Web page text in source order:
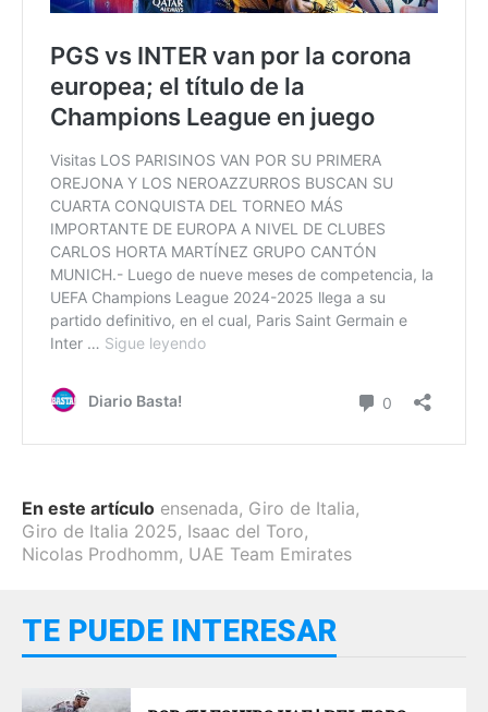
En este artículo ensenada, Giro de Italia,
Giro de Italia 2025, Isaac del Toro,
Nicolas Prodhomm, UAE Team Emirates
TE PUEDE INTERESAR